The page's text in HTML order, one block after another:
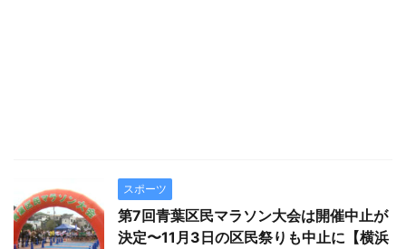
スポーツ
第7回青葉区民マラソン大会は開催中止が
決定〜11月3日の区民祭りも中止に【横浜